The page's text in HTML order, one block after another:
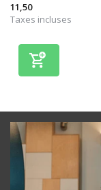
11,50
Taxes incluses